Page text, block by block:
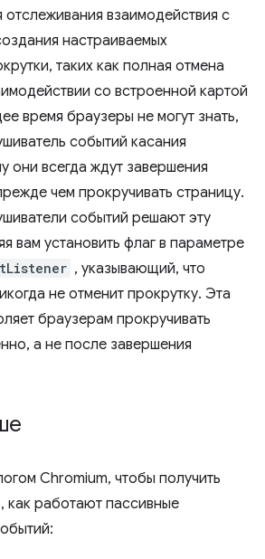
отслеживания взаимодействия с
настраиваемых
таких как полная отмена
со встроенной картой
время браузеры не могут знать,
событий касания
они всегда ждут завершения
чем прокручивать страницу.
событий решают эту
вам установить флаг в параметре
, указывающий, что
не отменит прокрутку. Эта
браузерам прокручивать
а не после завершения
Chromium, чтобы получить
как работают пассивные